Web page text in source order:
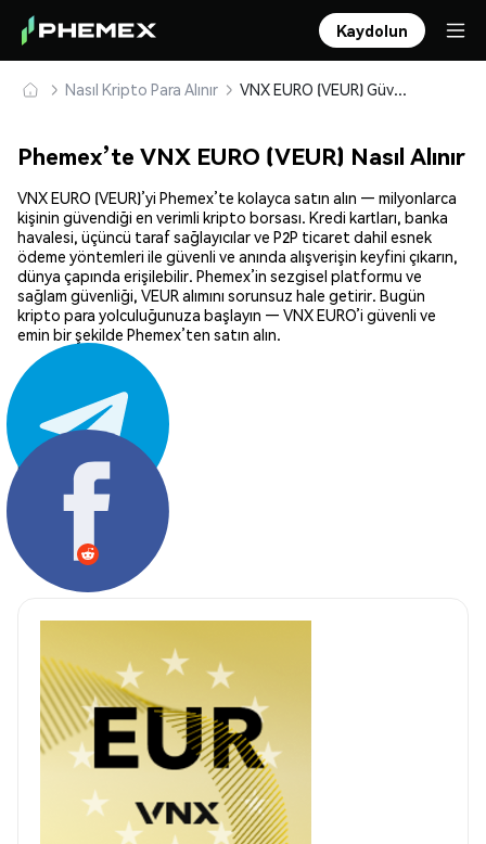
Kaydolun
Nasıl Kripto Para Alınır VNX EURO (VEUR) Güvenle Satın Alın ve Saklayın
Phemex’te VNX EURO (VEUR) Nasıl Alınır
VNX EURO (VEUR)’yi Phemex’te kolayca satın alın — milyonlarca
kişinin güvendiği en verimli kripto borsası. Kredi kartları, banka
havalesi, üçüncü taraf sağlayıcılar ve P2P ticaret dahil esnek
ödeme yöntemleri ile güvenli ve anında alışverişin keyfini çıkarın,
dünya çapında erişilebilir. Phemex’in sezgisel platformu ve
sağlam güvenliği, VEUR alımını sorunsuz hale getirir. Bugün
kripto para yolculuğunuza başlayın — VNX EURO’i güvenli ve
emin bir şekilde Phemex’ten satın alın.
Paylaş: